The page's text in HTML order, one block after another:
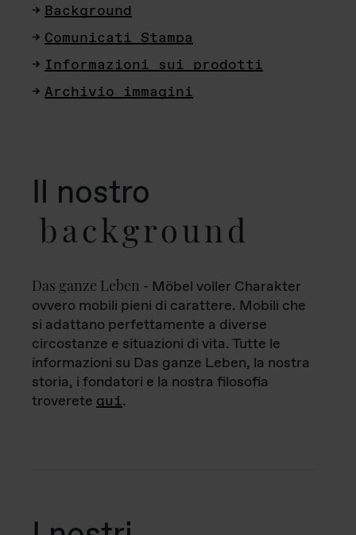
Background
Comunicati Stampa
Informazioni sui prodotti
Archivio immagini
Il nostro
background
Das ganze Leben - Möbel voller Charakter
ovvero mobili pieni di carattere. Mobili che
si adattano perfettamente a diverse
circostanze e situazioni di vita. Tutte le
informazioni su Das ganze Leben, la nostra
storia, i fondatori e la nostra filosofia
troverete qui.